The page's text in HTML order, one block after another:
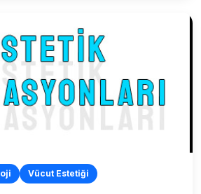
Vücut Estetiği